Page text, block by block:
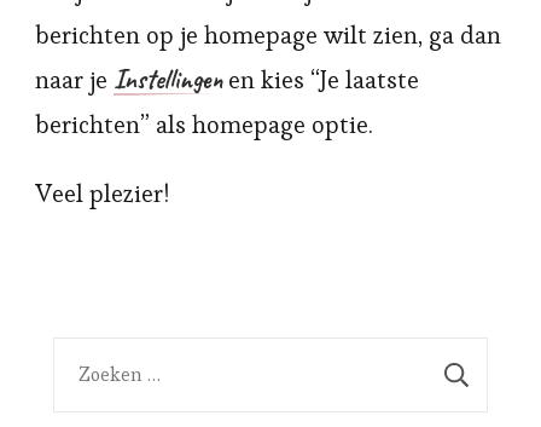
berichten op je homepage wilt zien, ga dan
naar je Instellingenen kies “Je laatste
berichten” als homepage optie.
Veel plezier!